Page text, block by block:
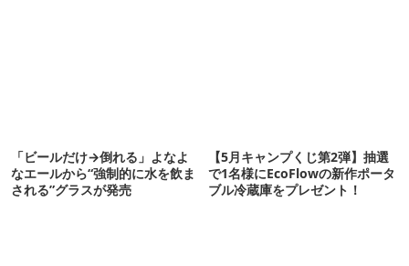
「ビールだけ→倒れる」よなよ
なエールから“強制的に水を飲ま
される”グラスが発売
【5月キャンプくじ第2弾】抽選
で1名様にEcoFlowの新作ポータ
ブル冷蔵庫をプレゼント！